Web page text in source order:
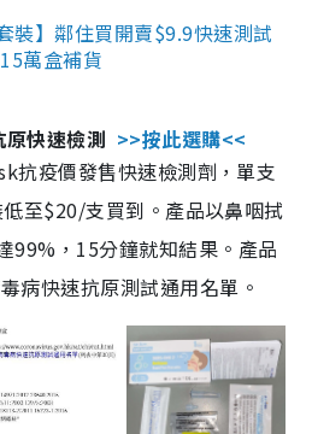
裝】鄰住買開賣$9.9快速測試
萬盒補貨
快速檢測 >>按此選購<<
抗疫價發售快速檢測劑，單支
至$20/支買到。產品以鼻咽拭
99%，15分鐘就知結果。產品
病快速抗原測試通用名單。